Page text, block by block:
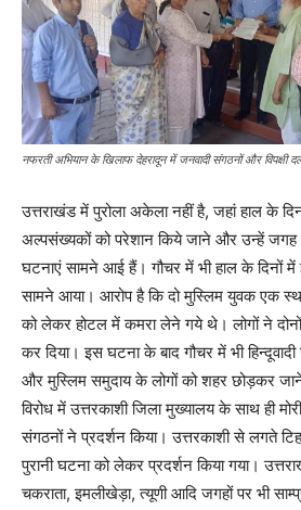
नफरती अभियान के खिलाफ देहरादून में जनवादी संगठनों और विपक्षी
उत्तराखंड में पुरोला अकेला नहीं है, जहां हाल के
अल्पसंख्यकों को परेशान किये जाने और उन्हें
घटनाएं सामने आई हैं। गौचर में भी हाल के दिनों
सामने आया। आरोप है कि दो मुस्लिम युवक एक
को लेकर होटल में कमरा लेने गये थे। लोगों ने
कर दिया। इस घटना के बाद गौचर में भी
और मुस्लिम समुदाय के लोगों को शहर छोड़कर
विरोध में उत्तरकाशी जिला मुख्यालय के साथ ही
संगठनों ने प्रदर्शन किया। उत्तरकाशी से लगते
पुरानी घटना को लेकर प्रदर्शन किया गया।
चकराता, इमलीखेड़ा, त्यूणी आदि जगहों पर भी